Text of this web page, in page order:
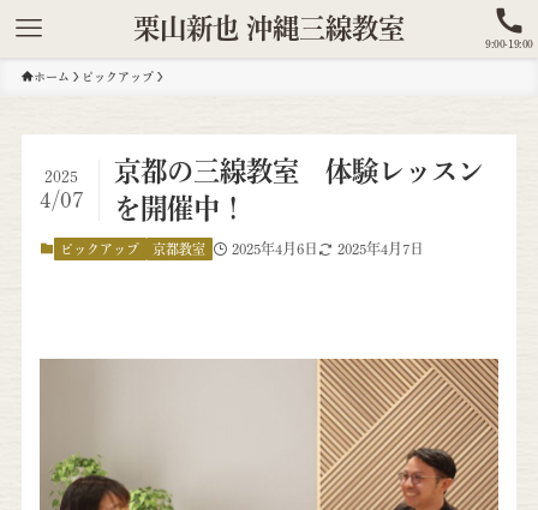
栗山新也 沖縄三線教室
9:00-19:00
ホーム ピックアップ
京都の三線教室 体験レッスン
を開催中！
2025
4/07
ピックアップ 京都教室 2025年4月6日 2025年4月7日